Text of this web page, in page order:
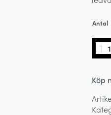
Antal
ST
Köp